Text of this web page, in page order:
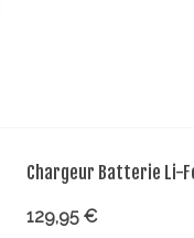
Chargeur Batterie Li-
129,95 €